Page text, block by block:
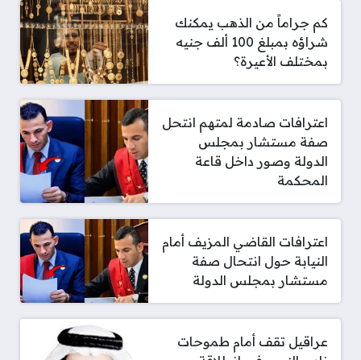
كم جراماً من الذهب يمكنك
شراؤه بمبلغ 100 ألف جنيه
بمختلف الأعيرة؟
اعترافات صادمة لمتهم انتحل
صفة مستشار بمجلس
الدولة وصور داخل قاعة
المحكمة
اعترافات القاضي المزيف أمام
النيابة حول انتحال صفة
مستشار بمجلس الدولة
عراقيل تقف أمام طموحات